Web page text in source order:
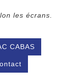
les écrans.
CABAS